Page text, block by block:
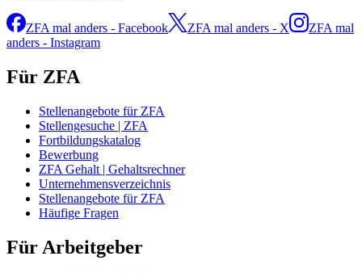
ZFA mal anders - Facebook ZFA mal anders - X
ZFA mal
anders - Instagram
Für ZFA
Stellenangebote für ZFA
Stellengesuche | ZFA
Fortbildungskatalog
Bewerbung
ZFA Gehalt | Gehaltsrechner
Unternehmensverzeichnis
Stellenangebote für ZFA
Häufige Fragen
Für Arbeitgeber